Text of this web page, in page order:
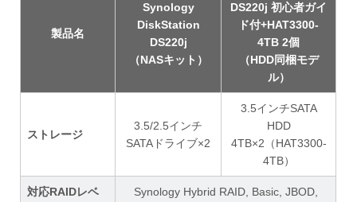
製品名
Synology
DiskStation
DS220j
（NASキット）
DS220j 初心者ガイ
ド付+HAT3300-
4TB 2個
（HDD同梱モデ
ル）
ストレージ
3.5/2.5インチ
SATAドライブ×2
3.5インチSATA
HDD
4TB×2（HAT3300-
4TB）
対応RAIDレベ
Synology Hybrid RAID, Basic, JBOD,